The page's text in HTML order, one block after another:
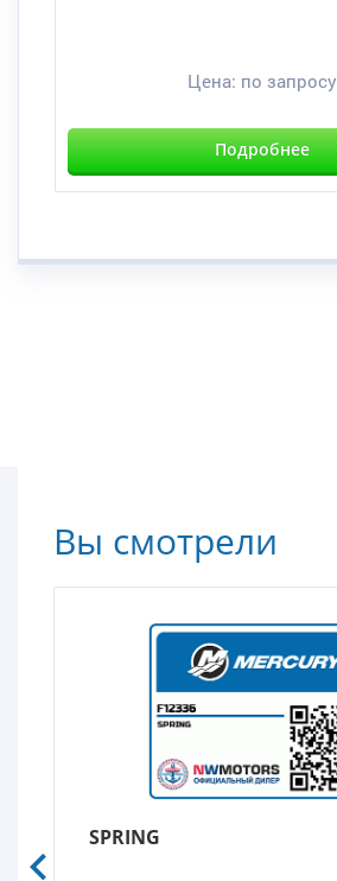
Цена: по запросу
Подробнее
Вы смотрели
SPRING